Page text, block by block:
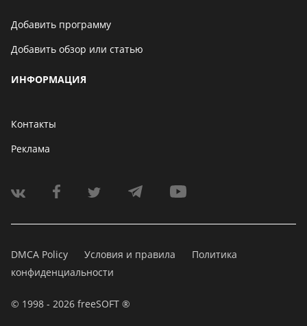
Добавить программу
Добавить обзор или статью
ИНФОРМАЦИЯ
Контакты
Реклама
DMCA Policy Условия и правила
Политика
конфиденциальности
© 1998 - 2026 freeSOFT ®